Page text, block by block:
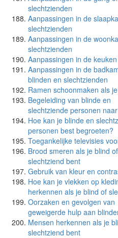
slechtzienden
Aanpassingen in de
slechtzienden
Aanpassingen in de
slechtzienden
Aanpassingen in de
Aanpassingen in de
blinden en slechtzienden
Ramen schoonmaken als
Begeleiding van blinde en
slechtziende personen
Hoe kan je blinde en
personen best begroeten?
Toegankelijke televisies
Brood smeren als je blind of
slechtziend bent
Gebruik van kleur en
Hoe kan je vlekken op
herkennen als je blind of
Oorzaken en gevolgen van
geweigerde hulp aan
Mensen herkennen als je
slechtziend bent